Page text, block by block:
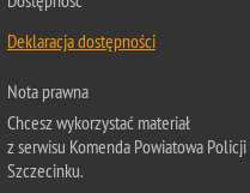
Deklaracja dostępności
Nota prawna
Chcesz wykorzystać materiał
z serwisu Komenda Powiatowa
Szczecinku.